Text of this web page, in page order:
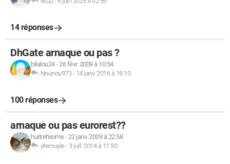
14 réponses
DhGate arnaque ou pas ?
bilalou24-26 févr. 2009 à 10:54
Nounou973- 14 janv. 2016 à 18:10
100 réponses
arnaque ou pas eurorest??
huitrehisime-22 janv. 2009 à 22:58
ytemuyle- 3 juil. 2014 à 11:50